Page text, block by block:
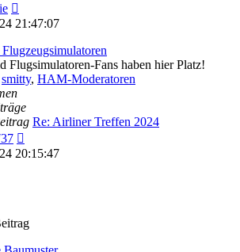
Beitrag
21:47:07
Flugsimulatoren-Fans haben hier Platz!
smitty, HAM-Moderatoren
Re: Airliner Treffen 2024
Beitrag
20:15:47